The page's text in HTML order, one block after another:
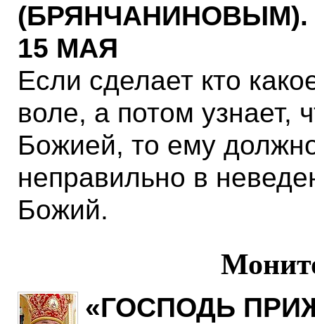
(БРЯНЧАНИНОВЫМ).
15 МАЯ
Если сделает кто
воле, а потом узнает,
Божией, то ему
неправильно в
Божий.
«ГОСПОДЬ